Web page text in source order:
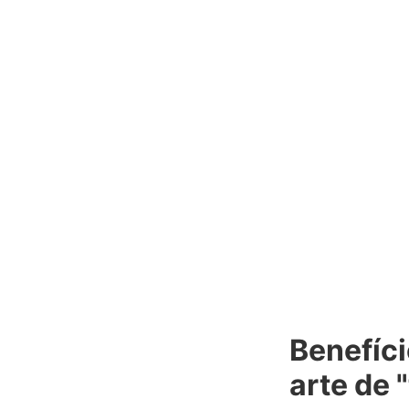
arte de